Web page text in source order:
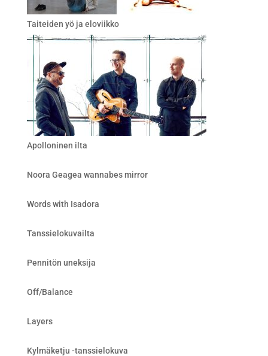
Taiteiden yö ja eloviikko
Apolloninen ilta
Noora Geagea wannabes mirror
Words with Isadora
Tanssielokuvailta
Pennitön uneksija
Off/Balance
Layers
Kylmäketju -tanssielokuva